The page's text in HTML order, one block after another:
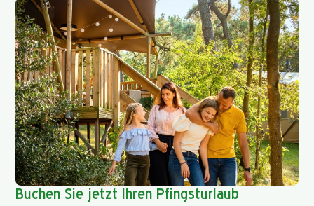
Buchen Sie jetzt Ihren Pfingsturlaub